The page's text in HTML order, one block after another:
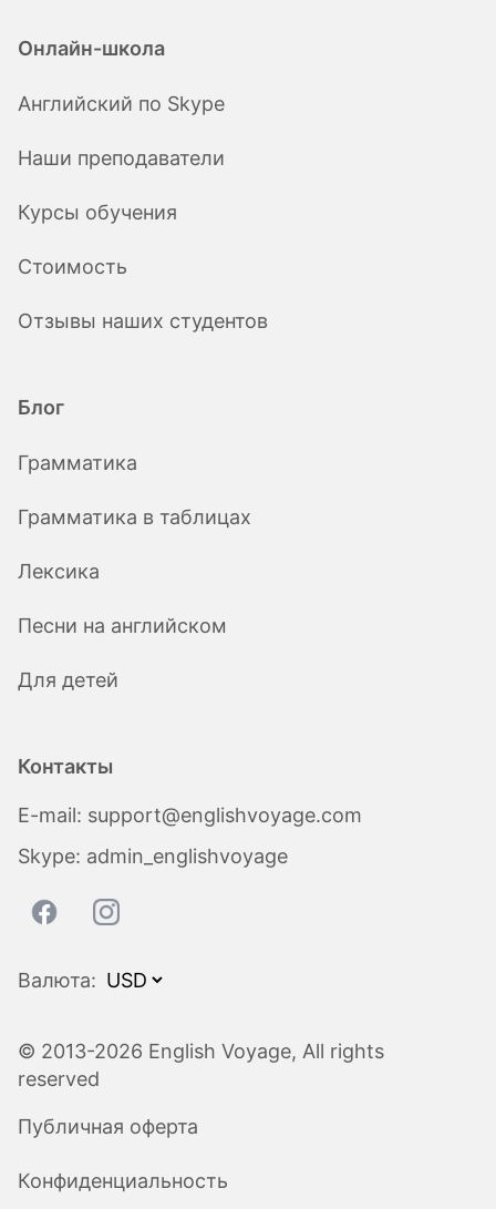
Онлайн-школа
Английский по Skype
Наши преподаватели
Курсы обучения
Стоимость
Отзывы наших студентов
Блог
Грамматика
Грамматика в таблицах
Лексика
Песни на английском
Для детей
Контакты
E-mail: support@englishvoyage.com
Skype: admin_englishvoyage
Валюта:
© 2013-2026 English Voyage, All rights
reserved
Публичная оферта
Конфиденциальность